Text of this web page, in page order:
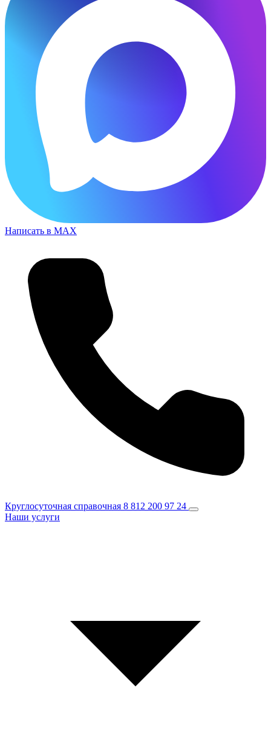
Написать в MAX
Круглосуточная справочная 8 812 200 97 24
Наши услуги